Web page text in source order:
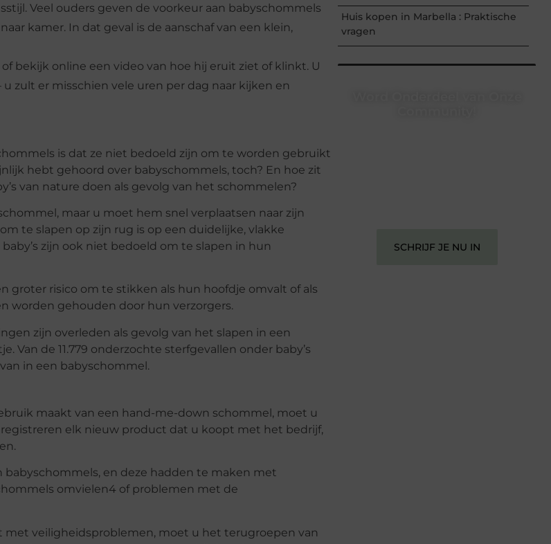
Veel ouders geven de voorkeur aan babyschommels
kamer. In dat geval is de aanschaf van een klein,
bekijk online een video van hoe hij eruit ziet of klinkt. U
zult er misschien vele uren per dag naar kijken en
is dat ze niet bedoeld zijn om te worden gebruikt
hebt gehoord over babyschommels, toch? En hoe zit
van nature doen als gevolg van het schommelen?
maar u moet hem snel verplaatsen naar zijn
te slapen op zijn rug is op een duidelijke, vlakke
zijn ook niet bedoeld om te slapen in hun
groter risico om te stikken als hun hoofdje omvalt of als
worden gehouden door hun verzorgers.
zijn overleden als gevolg van het slapen in een
Van de 11.779 onderzochte sterfgevallen onder baby’s
in een babyschommel.
maakt van een hand-me-down schommel, moet u
elk nieuw product dat u koopt met het bedrijf,
en deze hadden te maken met
omvielen4 of problemen met de
veiligheidsproblemen, moet u het terugroepen van
Huis kopen in Marbella : Praktische
vragen
SCHRIJF JE NU IN